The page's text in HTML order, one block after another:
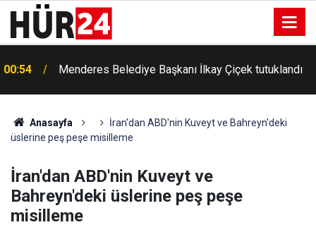
00:42 Erdemli'de Kur'an kursu öğrencileri piknikte buluştu
Anasayfa
İran'dan ABD'nin Kuveyt ve Bahreyn'deki
üslerine peş peşe misilleme
İran'dan ABD'nin Kuveyt ve
Bahreyn'deki üslerine peş peşe
misilleme